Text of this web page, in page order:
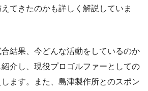
てきたのかも詳しく解説していま
結果、今どんな活動をしているのか
介し、現役プロゴルファーとしての
ます。また、島津製作所とのスポン